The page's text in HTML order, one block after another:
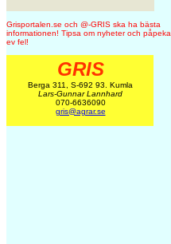
Grisportalen.se och @-GRIS ska ha bästa
informationen! Tipsa om nyheter och påpeka
ev fel!
GRIS
Berga 311, S-692 93. Kumla
Lars-Gunnar Lannhard
070-6636090
gris@agrar.se